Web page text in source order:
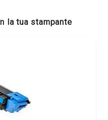
la tua stampante